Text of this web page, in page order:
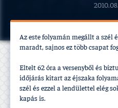
Az este folyamán megállt a szél
maradt, sajnos ez több csapat
Eltelt 62 óra a versenyből és
időjárás kitart az éjszaka
szél és ezzel a lendülettel elég
kapás is.